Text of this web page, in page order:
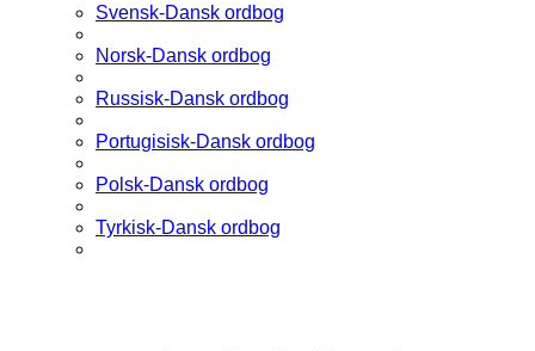
Svensk-Dansk ordbog
Norsk-Dansk ordbog
Russisk-Dansk ordbog
Portugisisk-Dansk ordbog
Polsk-Dansk ordbog
Tyrkisk-Dansk ordbog